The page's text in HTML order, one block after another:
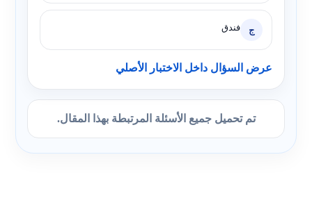
ج فندق
عرض السؤال داخل الاختبار الأصلي
تم تحميل جميع الأسئلة المرتبطة بهذا المقال.